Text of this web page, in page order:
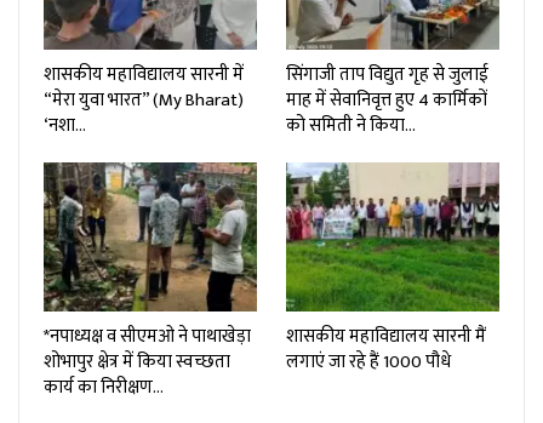
शासकीय महाविद्यालय सारनी में
“मेरा युवा भारत” (My Bharat)
‘नशा…
सिंगाजी ताप विद्युत गृह से जुलाई
माह में सेवानिवृत्त हुए 4 कार्मिकों
को समिती ने किया…
*नपाध्यक्ष व सीएमओ ने पाथाखेड़ा
शोभापुर क्षेत्र में किया स्वच्छता
कार्य का निरीक्षण…
शासकीय महाविद्यालय सारनी मैं
लगाएं जा रहे हैं 1000 पौधे